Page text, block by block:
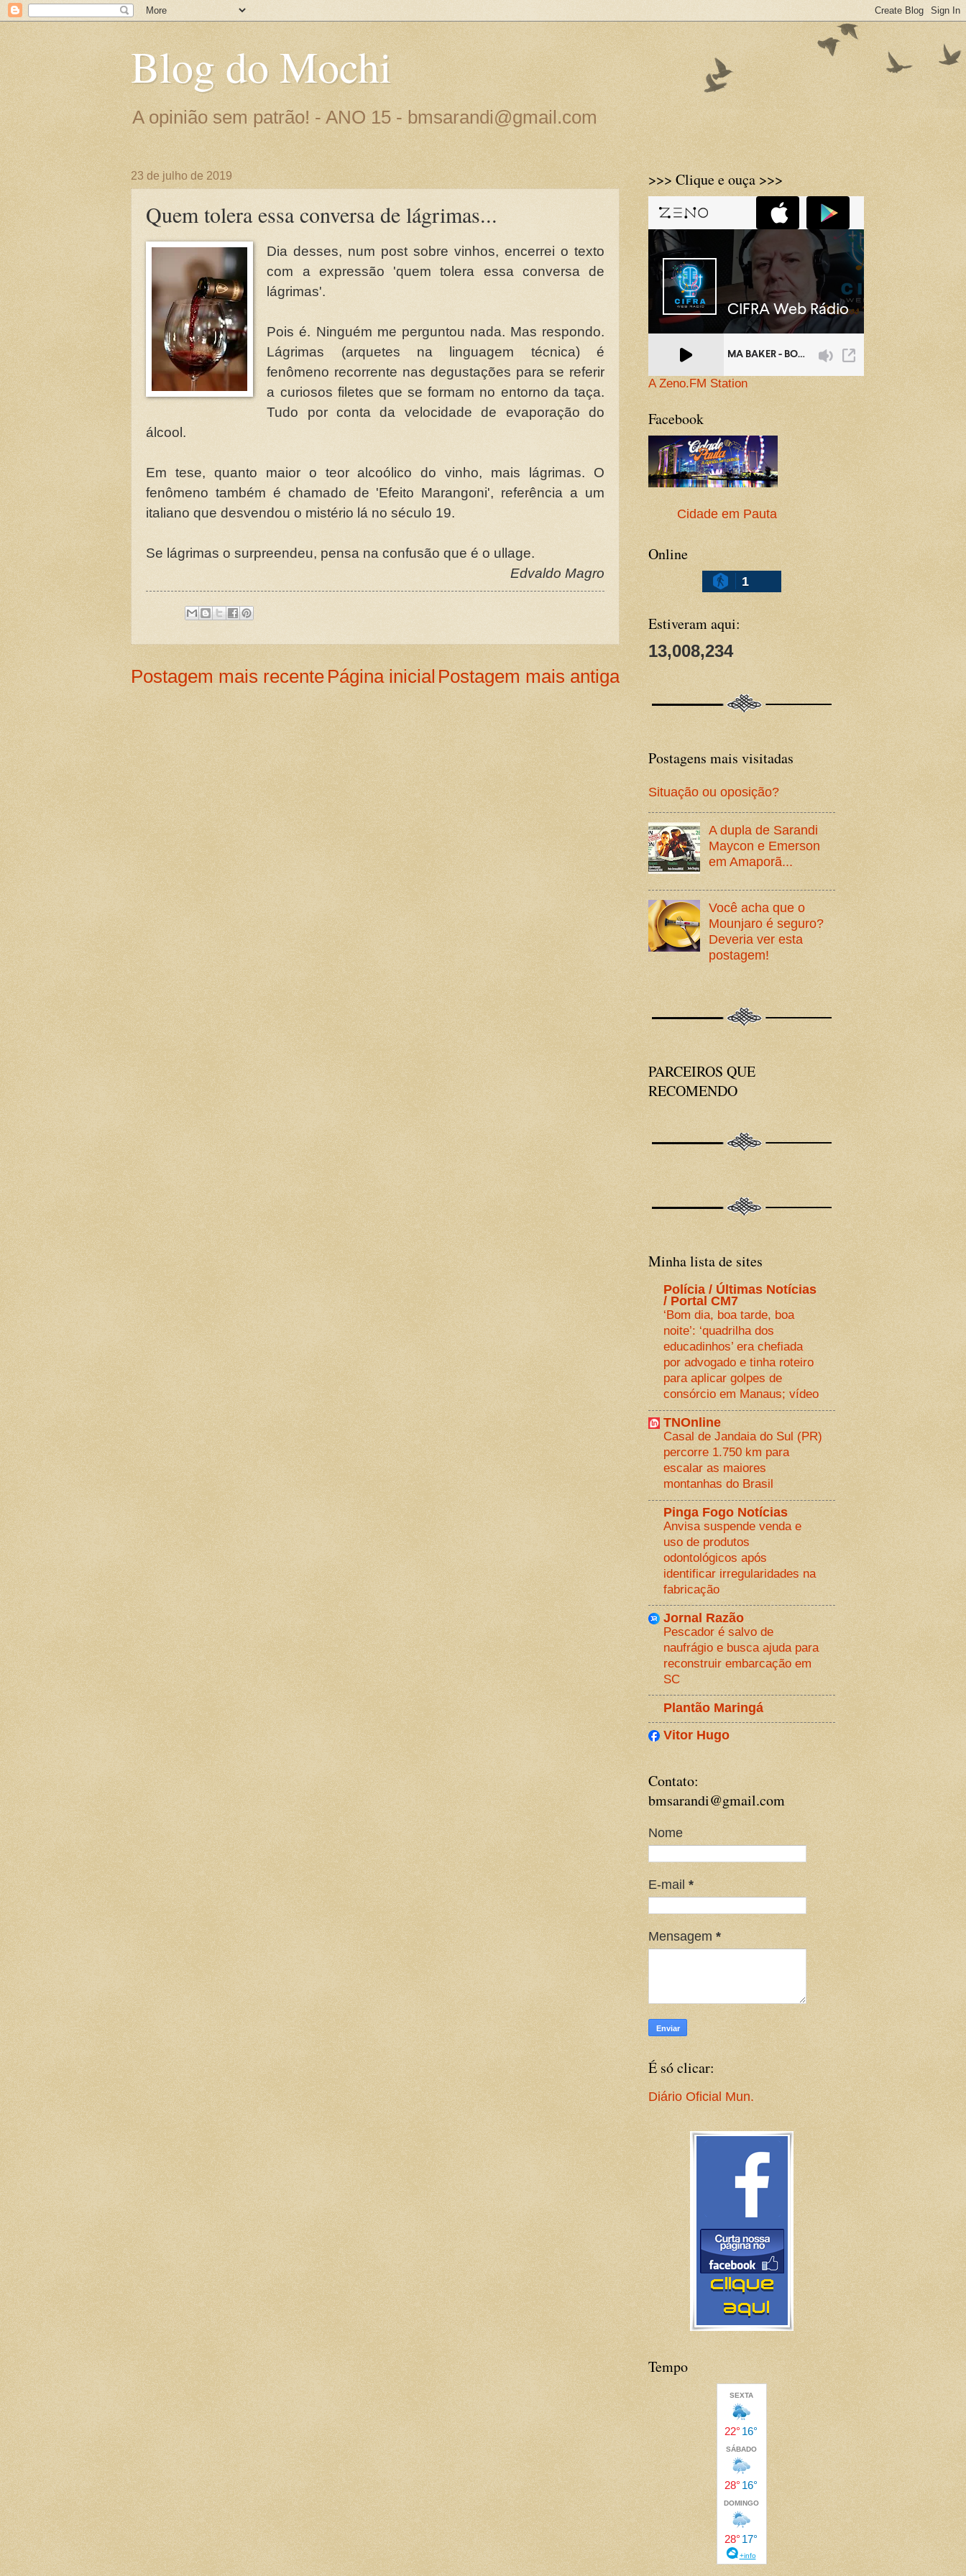
Blog do Mochi
A opinião sem patrão! - ANO 15 - bmsarandi@gmail.com
23 de julho de 2019
Quem tolera essa conversa de lágrimas...
Dia desses, num post sobre vinhos, encerrei o texto
com a expressão 'quem tolera essa conversa de
lágrimas'.
Pois é. Ninguém me perguntou nada. Mas respondo.
Lágrimas (arquetes na linguagem técnica) é
fenômeno recorrente nas degustações para se referir
a curiosos filetes que se formam no entorno da taça.
Tudo por conta da velocidade de evaporação do
álcool.
Em tese, quanto maior o teor alcoólico do vinho, mais lágrimas. O
fenômeno também é chamado de 'Efeito Marangoni', referência a um
italiano que desvendou o mistério lá no século 19.
Se lágrimas o surpreendeu, pensa na confusão que é o ullage.
Edvaldo Magro
Postagem mais recente Postagem mais antiga
Página inicial
>>> Clique e ouça >>>
A Zeno.FM Station
Facebook
Cidade em Pauta
Online
1
Estiveram aqui:
13,008,234
Postagens mais visitadas
Situação ou oposição?
A dupla de Sarandi
Maycon e Emerson
em Amaporã...
Você acha que o
Mounjaro é seguro?
Deveria ver esta
postagem!
PARCEIROS QUE
RECOMENDO
Minha lista de sites
Polícia / Últimas Notícias
/ Portal CM7
‘Bom dia, boa tarde, boa
noite’: ‘quadrilha dos
educadinhos’ era chefiada
por advogado e tinha roteiro
para aplicar golpes de
consórcio em Manaus; vídeo
TNOnline
Casal de Jandaia do Sul (PR)
percorre 1.750 km para
escalar as maiores
montanhas do Brasil
Pinga Fogo Notícias
Anvisa suspende venda e
uso de produtos
odontológicos após
identificar irregularidades na
fabricação
Jornal Razão
Pescador é salvo de
naufrágio e busca ajuda para
reconstruir embarcação em
SC
Plantão Maringá
Vitor Hugo
Contato:
bmsarandi@gmail.com
Nome
E-mail *
Mensagem *
É só clicar:
Diário Oficial Mun.
Tempo